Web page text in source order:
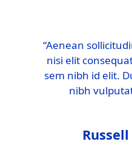
“Aenean
nisi elit
sem nibh id elit.
nibh